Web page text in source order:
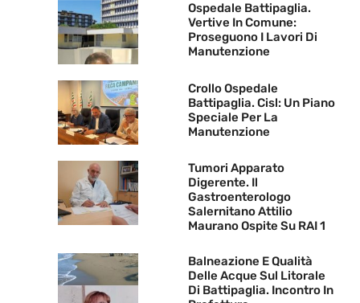
Ospedale Battipaglia.
Vertive In Comune:
Proseguono I Lavori Di
Manutenzione
Crollo Ospedale
Battipaglia. Cisl: Un Piano
Speciale Per La
Manutenzione
Tumori Apparato
Digerente. Il
Gastroenterologo
Salernitano Attilio
Maurano Ospite Su RAI 1
Balneazione E Qualità
Delle Acque Sul Litorale
Di Battipaglia. Incontro In